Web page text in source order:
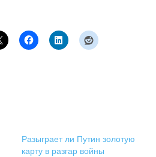
Разыграет ли Путин золотую
карту в разгар войны